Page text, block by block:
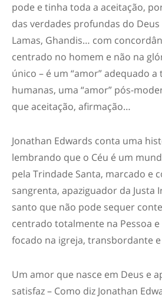
pode e tinha toda a aceitação,
das verdades profundas do
Lamas, Ghandis… com
centrado no homem e não na
único – é um “amor” adequado a
humanas, uma “amor” pós-
que aceitação, afirmação…
Jonathan Edwards conta uma
lembrando que o Céu é um
pela Trindade Santa, marcado e
sangrenta, apaziguador da Justa
santo que não pode sequer
centrado totalmente na Pessoa
focado na igreja, transbordante
Um amor que nasce em Deus e
satisfaz – Como diz Jonathan